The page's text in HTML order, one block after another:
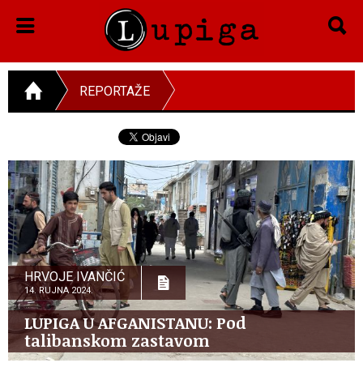
REPORTAŽE
HRVOJE IVANČIĆ
14. RUJNA 2024.
LUPIGA U AFGANISTANU: Pod
talibanskom zastavom